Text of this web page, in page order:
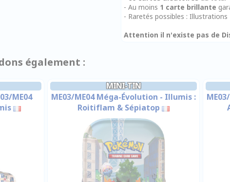
- Au moins 1 carte brillante
- Raretés possibles : Illustrations
Attention il n'existe pas de
également :
ME04
MINI-TIN
ME03/ME04 Méga-Évolution - Illumis :
Roitiflam & Sépiatop